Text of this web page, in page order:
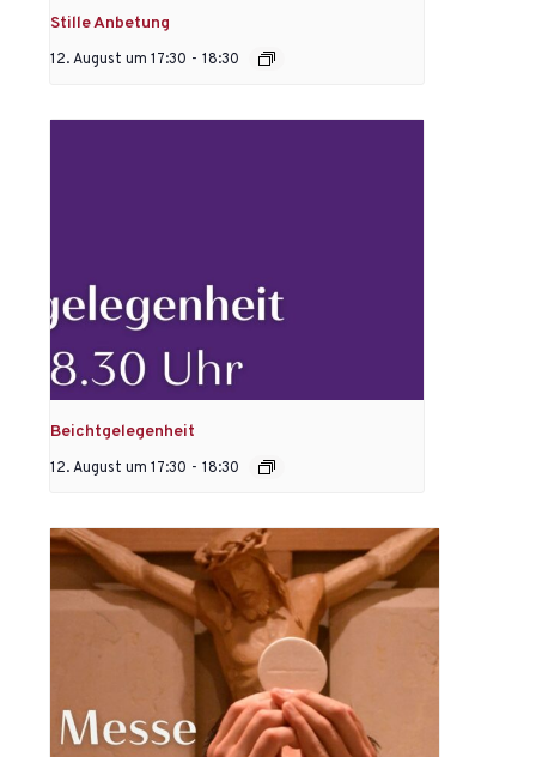
Stille Anbetung
12. August um 17:30 - 18:30
Beichtgelegenheit
12. August um 17:30 - 18:30